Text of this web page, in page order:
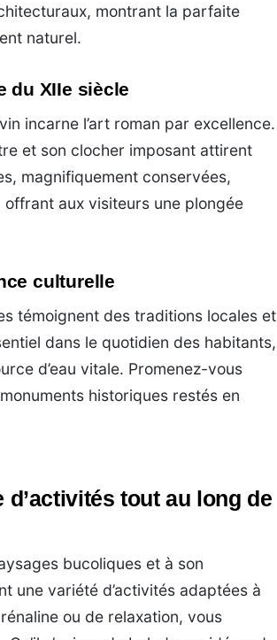
montrant la parfaite
naturel.
du XIIe siècle
incarne l’art roman par excellence.
et son clocher imposant attirent
magnifiquement conservées,
aux visiteurs une plongée
culturelle
témoignent des traditions locales et
dans le quotidien des habitants,
d’eau vitale. Promenez-vous
historiques restés en
tout au long de
bucoliques et à son
une variété d’activités adaptées à
ou de relaxation, vous